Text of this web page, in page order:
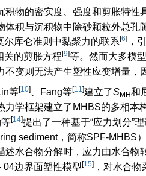
积物的密实度、强度和剪胀特性
体积与沉积物中除砂颗粒外总孔
尔库仑准则中黏聚力的联系[6] ，
关的剪胀方程[9]等。然而大多模
不变则无法产生塑性应变增量，
等[10] 、Fang等[11]建立了SMH和
力学框架建立了MHBS的多相本
[14]提出了一种基于“应力划分”
sediment，简称SPF-MHBS
述水合物分解时，应力由水合
边界面塑性模型[15] ，对水合